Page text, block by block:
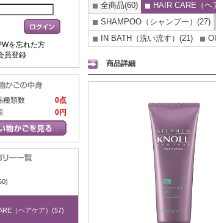
を忘れた方
員登録
種類数
0点
0円
（ヘアケア）(57)
全商品(60) HAIR CARE（ヘ
SHAMPOO（シャンプー）(27)
IN BATH（洗い流す）(21)
商品詳細